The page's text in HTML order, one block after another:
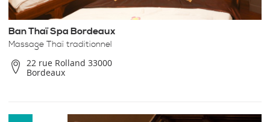
Ban Thaï Spa Bordeaux
Massage Thaï traditionnel
22 rue Rolland 33000
Bordeaux